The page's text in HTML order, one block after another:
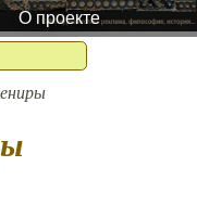
О проекте